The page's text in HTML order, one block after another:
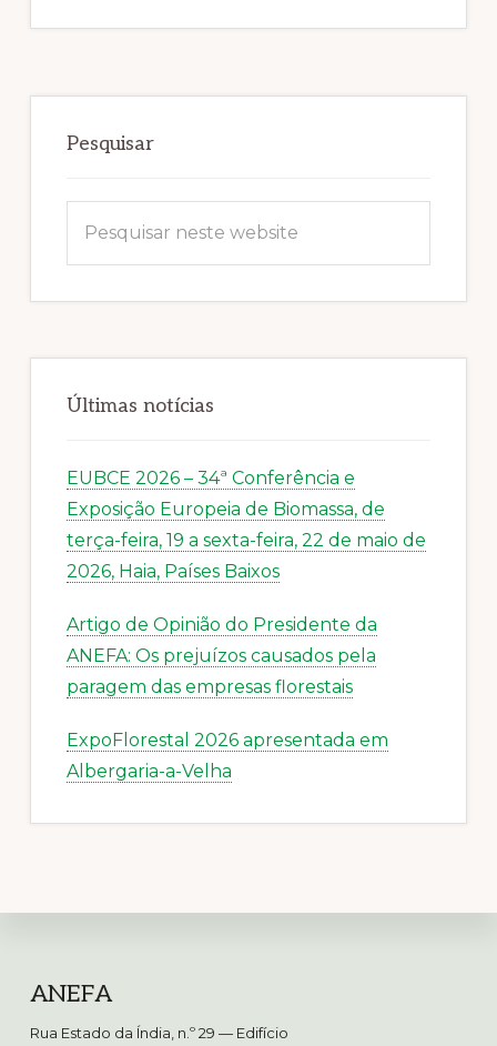
primária
Pesquisar
Últimas notícias
EUBCE 2026 – 34ª Conferência e
Exposição Europeia de Biomassa, de
terça-feira, 19 a sexta-feira, 22 de maio de
2026, Haia, Países Baixos
Artigo de Opinião do Presidente da
ANEFA: Os prejuízos causados pela
paragem das empresas florestais
ExpoFlorestal 2026 apresentada em
Albergaria-a-Velha
Footer
ANEFA
Rua Estado da Índia, n.º 29 — Edifício